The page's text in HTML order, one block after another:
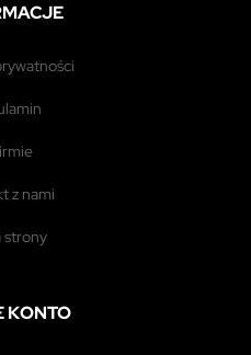
firmie
z nami
strony
KONTO